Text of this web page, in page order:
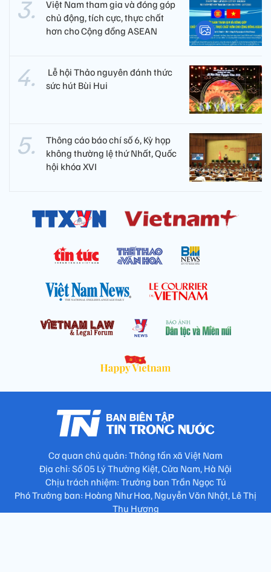
Việt Nam tham gia và đóng góp
chủ động, tích cực, thực chất
hơn cho Cộng đồng ASEAN
​ Lễ hội Thảo nguyên đánh thức
sức hút Bùi Hui
Thông cáo báo chí số 6, Kỳ họp
không thường lệ thứ Nhất, Quốc
hội khóa XVI
Cơ quan chủ quản: Thông tấn xã Việt Nam
Địa chỉ: Số 05 Lý Thường Kiệt, Cửa Nam, Hà Nội
Chịu trách nhiệm: Trưởng ban Trần Ngọc Tú
Phó Trưởng ban: Hoàng Như Hoa, Nguyễn Văn Nhật, Lê Thị
Thu Hương